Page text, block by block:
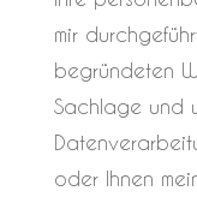
mir
begründeten
Sachlage und
oder Ihnen